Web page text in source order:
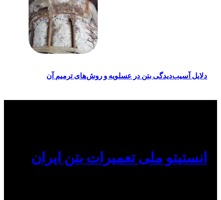
دلایل آسیب‌دیدگی بتن در عسلویه و روش‌های ترمیم آن
انستیتو ملی تعمیرات بتن ایران